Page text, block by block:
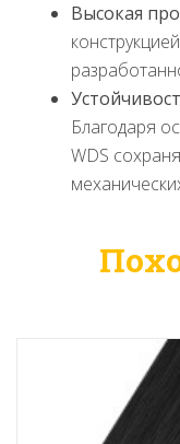
Высокая
Благодаря
WDS